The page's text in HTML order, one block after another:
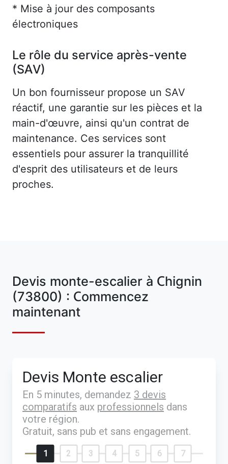
* Mise à jour des composants
électroniques
Le rôle du service après-vente
(SAV)
Un bon fournisseur propose un SAV
réactif, une garantie sur les pièces et la
main-d'œuvre, ainsi qu'un contrat de
maintenance. Ces services sont
essentiels pour assurer la tranquillité
d'esprit des utilisateurs et de leurs
proches.
Devis monte-escalier à Chignin
(73800) : Commencez
maintenant
Devis Monte escalier
En 5 minutes, demandez 3 devis
comparatifs aux professionnels dans
votre région.
Gratuit, sans pub et sans engagement.
1 2 3 4 5 6 7